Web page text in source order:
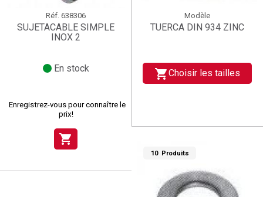
Réf. 638306
SUJETACABLE SIMPLE
INOX 2
En stock
Enregistrez-vous pour connaître le
prix!
shopping_cart
Modèle
TUERCA DIN 934 ZINC
shopping_cartChoisir les tailles
10 Produits